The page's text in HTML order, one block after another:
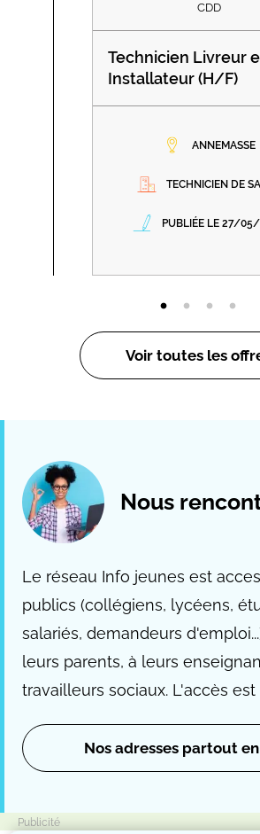
CDD
Technicien Livreur
Installateur (H/F)
ANNEMASSE
TECHNICIEN DE
PUBLIÉE LE 27/
Voir toutes les
Nous
Le réseau Info jeunes est
publics (collégiens, lycéens,
salariés, demandeurs
leurs parents, à leurs
travailleurs sociaux. L'accès
Nos adresses partout